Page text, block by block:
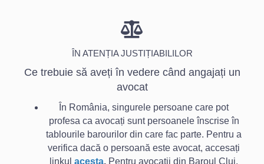
ÎN ATENȚIA JUSTIȚIABILILOR
Ce trebuie să aveți în vedere când angajați un
avocat
În România, singurele persoane care pot
profesa ca avocați sunt persoanele înscrise în
tablourile barourilor din care fac parte. Pentru a
verifica dacă o persoană este avocat, accesați
linkul acesta. Pentru avocații din Baroul Cluj,